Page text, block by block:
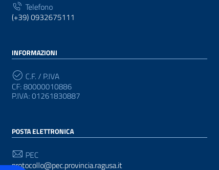
Telefono
(+39) 0932675111
INFORMAZIONI
C.F. / P.IVA
CF: 80000010886
P.IVA: 01261830887
POSTA ELETTRONICA
PEC
protocollo@pec.provincia.ragusa.it